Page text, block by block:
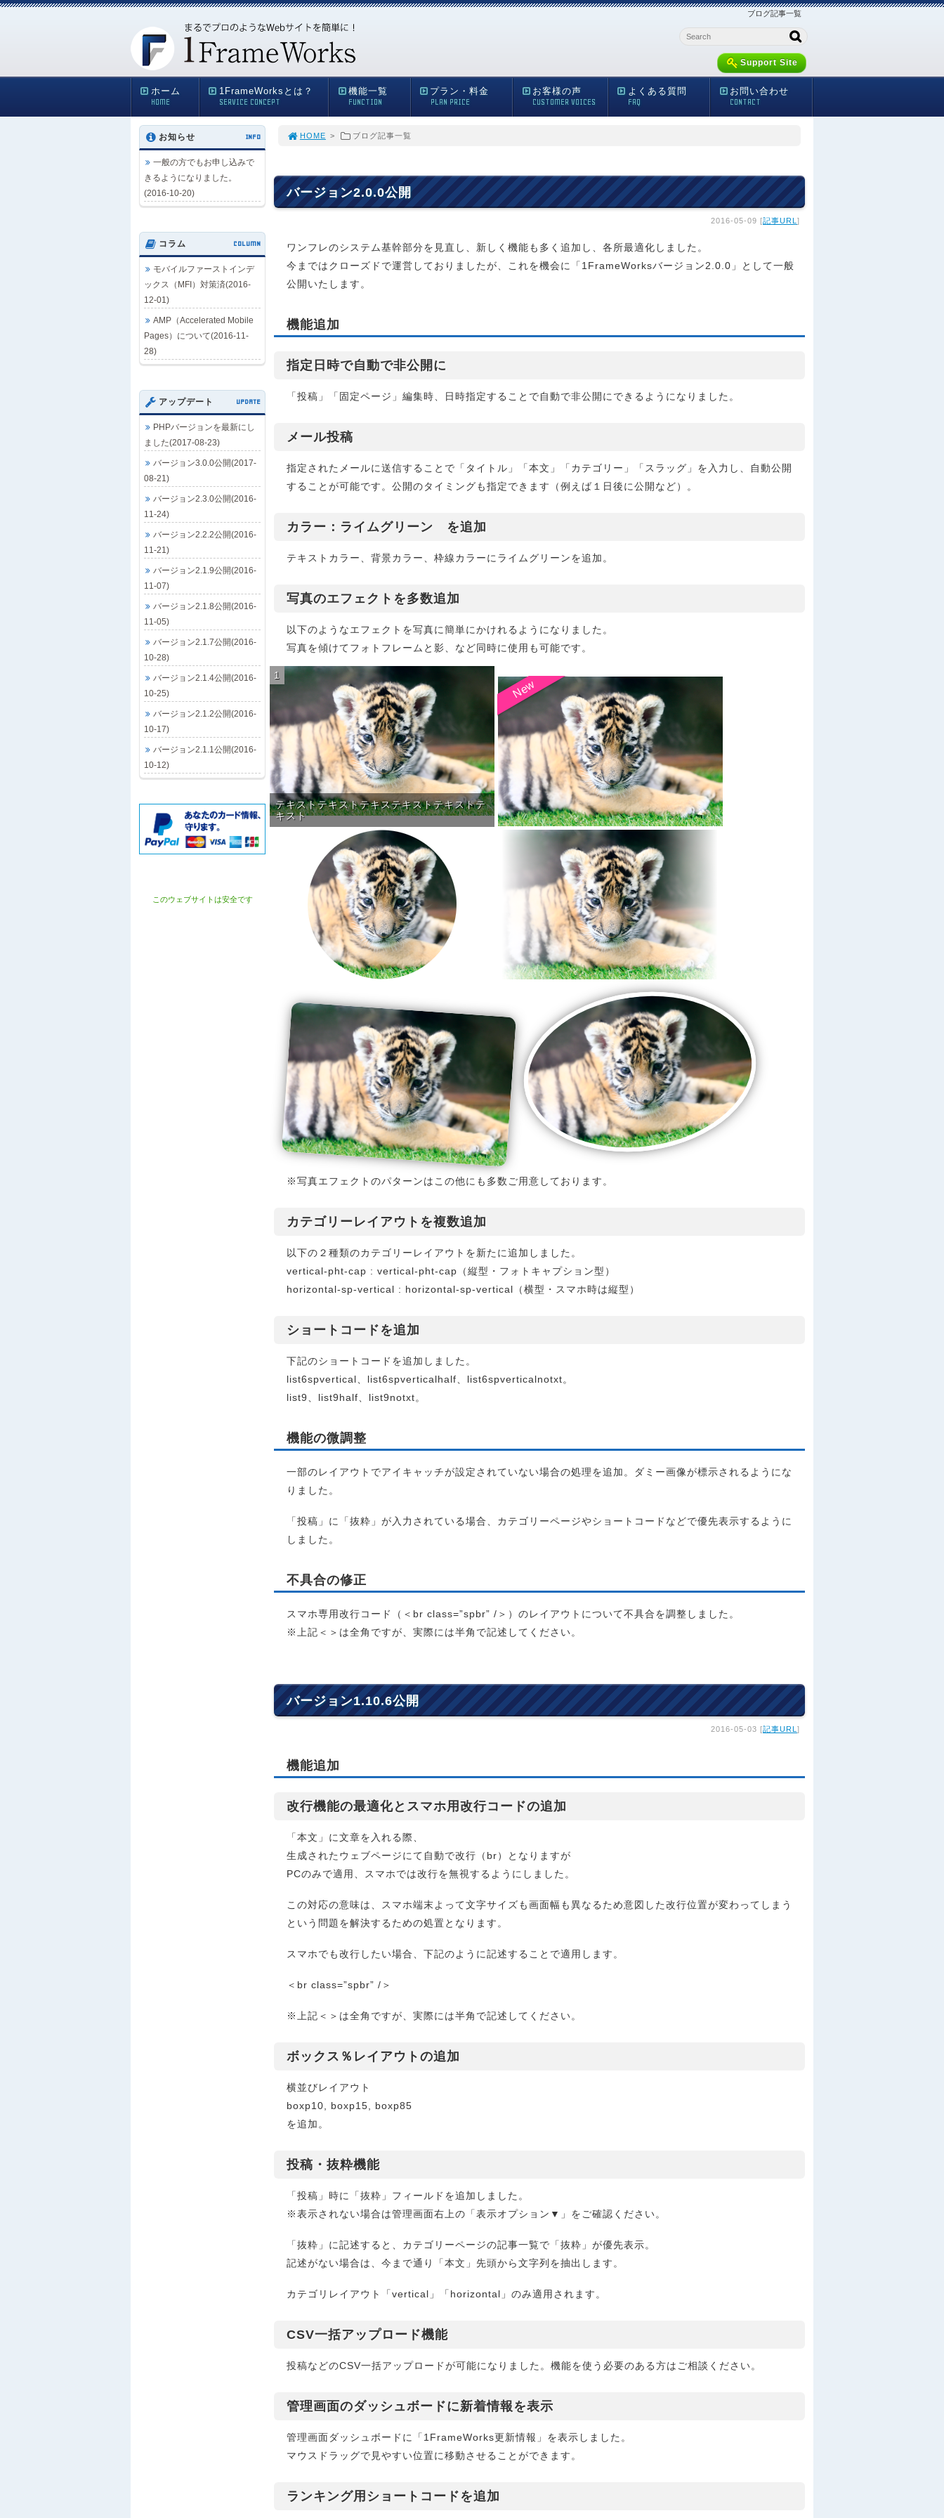
ブログ記事一覧
Support Site
ホーム
HOME
1FrameWorksとは？
SERVICE CONCEPT
機能一覧
FUNCTION
プラン・料金
PLAN PRICE
お客様の声
CUSTOMER VOICES
よくある質問
FAQ
お問い合わせ
CONTACT
HOME > ブログ記事一覧
バージョン2.0.0公開
2016-05-09 [記事URL ]
ワンフレのシステム基幹部分を見直し、新しく機能も多く追加し、各所最適化しました。
今まではクローズドで運営しておりましたが、これを機会に「1FrameWorksバージョン2.0.0」として一般
公開いたします。
機能追加
指定日時で自動で非公開に
「投稿」「固定ページ」編集時、日時指定することで自動で非公開にできるようになりました。
メール投稿
指定されたメールに送信することで「タイトル」「本文」「カテゴリー」「スラッグ」を入力し、自動公開
することが可能です。公開のタイミングも指定できます（例えば１日後に公開など）。
カラー：ライムグリーン を追加
テキストカラー、背景カラー、枠線カラーにライムグリーンを追加。
写真のエフェクトを多数追加
以下のようなエフェクトを写真に簡単にかけれるようになりました。
写真を傾けてフォトフレームと影、など同時に使用も可能です。
1
テキストテキストテキステキストテキストテ
キスト
※写真エフェクトのパターンはこの他にも多数ご用意しております。
カテゴリーレイアウトを複数追加
以下の２種類のカテゴリーレイアウトを新たに追加しました。
vertical-pht-cap : vertical-pht-cap（縦型・フォトキャプション型）
horizontal-sp-vertical : horizontal-sp-vertical（横型・スマホ時は縦型）
ショートコードを追加
下記のショートコードを追加しました。
list6spvertical、list6spverticalhalf、list6spverticalnotxt。
list9、list9half、list9notxt。
機能の微調整
一部のレイアウトでアイキャッチが設定されていない場合の処理を追加。ダミー画像が標示されるようにな
りました。
「投稿」に「抜粋」が入力されている場合、カテゴリーページやショートコードなどで優先表示するように
しました。
不具合の修正
スマホ専用改行コード（＜br class=”spbr” /＞）のレイアウトについて不具合を調整しました。
※上記＜＞は全角ですが、実際には半角で記述してください。
バージョン1.10.6公開
2016-05-03 [記事URL ]
機能追加
改行機能の最適化とスマホ用改行コードの追加
「本文」に文章を入れる際、
生成されたウェブページにて自動で改行（br）となりますが
PCのみで適用、スマホでは改行を無視するようにしました。
この対応の意味は、スマホ端末よって文字サイズも画面幅も異なるため意図した改行位置が変わってしまう
という問題を解決するための処置となります。
スマホでも改行したい場合、下記のように記述することで適用します。
＜br class=”spbr” /＞
※上記＜＞は全角ですが、実際には半角で記述してください。
ボックス％レイアウトの追加
横並びレイアウト
boxp10, boxp15, boxp85
を追加。
投稿・抜粋機能
「投稿」時に「抜粋」フィールドを追加しました。
※表示されない場合は管理画面右上の「表示オプション▼」をご確認ください。
「抜粋」に記述すると、カテゴリーページの記事一覧で「抜粋」が優先表示。
記述がない場合は、今まで通り「本文」先頭から文字列を抽出します。
カテゴリレイアウト「vertical」「horizontal」のみ適用されます。
CSV一括アップロード機能
投稿などのCSV一括アップロードが可能になりました。機能を使う必要のある方はご相談ください。
管理画面のダッシュボードに新着情報を表示
管理画面ダッシュボードに「1FrameWorks更新情報」を表示しました。
マウスドラッグで見やすい位置に移動させることができます。
ランキング用ショートコードを追加
お知らせ INFO
一般の方でもお申し込みで
きるようになりました。
(2016-10-20)
コラム COLUMN
モバイルファーストインデ
ックス（MFI）対策済(2016-
12-01)
AMP（Accelerated Mobile
Pages）について(2016-11-
28)
アップデート UPDATE
PHPバージョンを最新にし
ました(2017-08-23)
バージョン3.0.0公開(2017-
08-21)
バージョン2.3.0公開(2016-
11-24)
バージョン2.2.2公開(2016-
11-21)
バージョン2.1.9公開(2016-
11-07)
バージョン2.1.8公開(2016-
11-05)
バージョン2.1.7公開(2016-
10-28)
バージョン2.1.4公開(2016-
10-25)
バージョン2.1.2公開(2016-
10-17)
バージョン2.1.1公開(2016-
10-12)
このウェブサイトは安全です